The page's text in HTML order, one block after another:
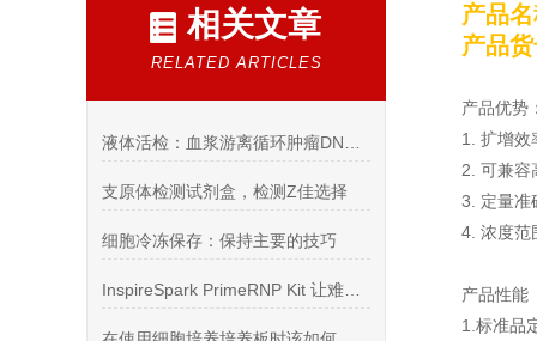
相关文章
RELATED ARTICLES
支原体检测试剂盒，检测Z佳选择
细胞冷冻保存：保持主要的技巧
产品
产品
产品优势
1. 扩增效
2. 可兼容
3. 定量准
4. 浓度范
产品性能
1.标准品